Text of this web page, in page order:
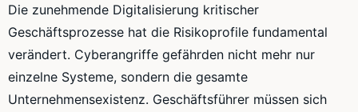
Die zunehmende Digitalisierung kritischer
Geschäftsprozesse hat die Risikoprofile fundamental
verändert. Cyberangriffe gefährden nicht mehr nur
einzelne Systeme, sondern die gesamte
Unternehmensexistenz. Geschäftsführer müssen sich